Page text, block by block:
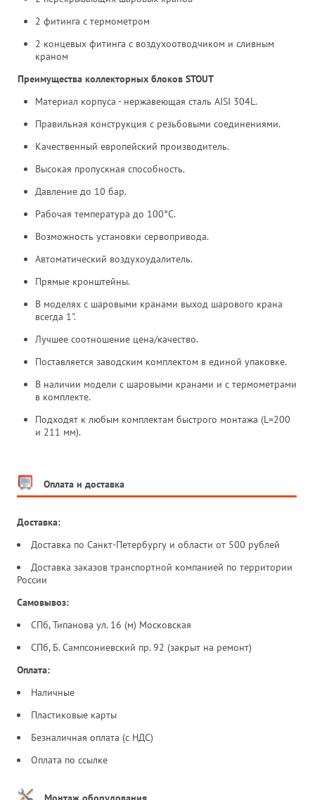
2 фитинга с термометром
2 концевых фитинга с воздухоотводчиком и сливным
краном
Преимущества коллекторных блоков STOUT
Материал корпуса - нержавеющая сталь AISI 304L.
Правильная конструкция с резьбовыми соединениями.
Качественный европейский производитель.
Высокая пропускная способность.
Давление до 10 бар.
Рабочая температура до 100°С.
Возможность установки сервопривода.
Автоматический воздухоудалитель.
Прямые кронштейны.
В моделях с шаровыми кранами выход шарового крана
всегда 1".
Лучшее соотношение цена/качество.
Поставляется заводским комплектом в единой упаковке.
В наличии модели с шаровыми кранами и с термометрами
в комплекте.
Подходят к любым комплектам быстрого монтажа (L=200
и 211 мм).
Оплата и доставка
Доставка:
Доставка по Санкт-Петербургу и области от 500 рублей
Доставка заказов транспортной компанией по территории
России
Самовывоз:
СПб, Типанова ул. 16 (м) Московская
СПб, Б. Сампсониевский пр. 92 (закрыт на ремонт)
Оплата:
Наличные
Пластиковые карты
Безналичная оплата (с НДС)
Оплата по ссылке